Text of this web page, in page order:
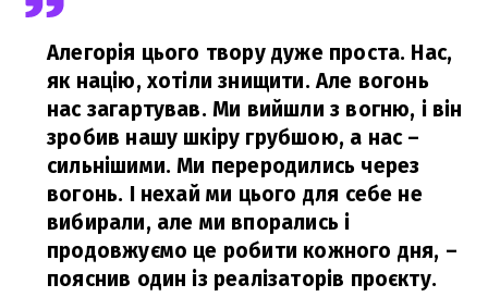
Алегорія цього твору дуже проста. Нас,
як націю, хотіли знищити. Але вогонь
нас загартував. Ми вийшли з вогню, і він
зробив нашу шкіру грубшою, а нас –
сильнішими. Ми переродились через
вогонь. І нехай ми цього для себе не
вибирали, але ми впорались і
продовжуємо це робити кожного дня, –
пояснив один із реалізаторів проєкту.